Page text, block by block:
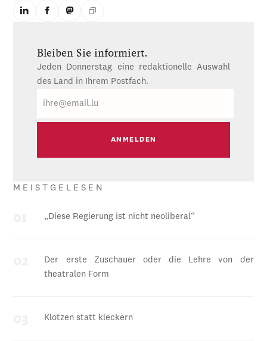
Bleiben Sie informiert.
Jeden Donnerstag eine redaktionelle Auswahl
des Land in Ihrem Postfach.
Mail
MEISTGELESEN
„Diese Regierung ist nicht neoliberal“
Der erste Zuschauer oder die Lehre von der
theatralen Form
Klotzen statt kleckern